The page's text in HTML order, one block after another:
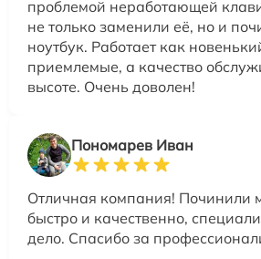
проблемой неработающей
не только заменили её, но и
ноутбук. Работает как
приемлемые, а качество
высоте. Очень доволен!
Пономарев Иван
Отличная компания! Починили
быстро и качественно,
дело. Спасибо за